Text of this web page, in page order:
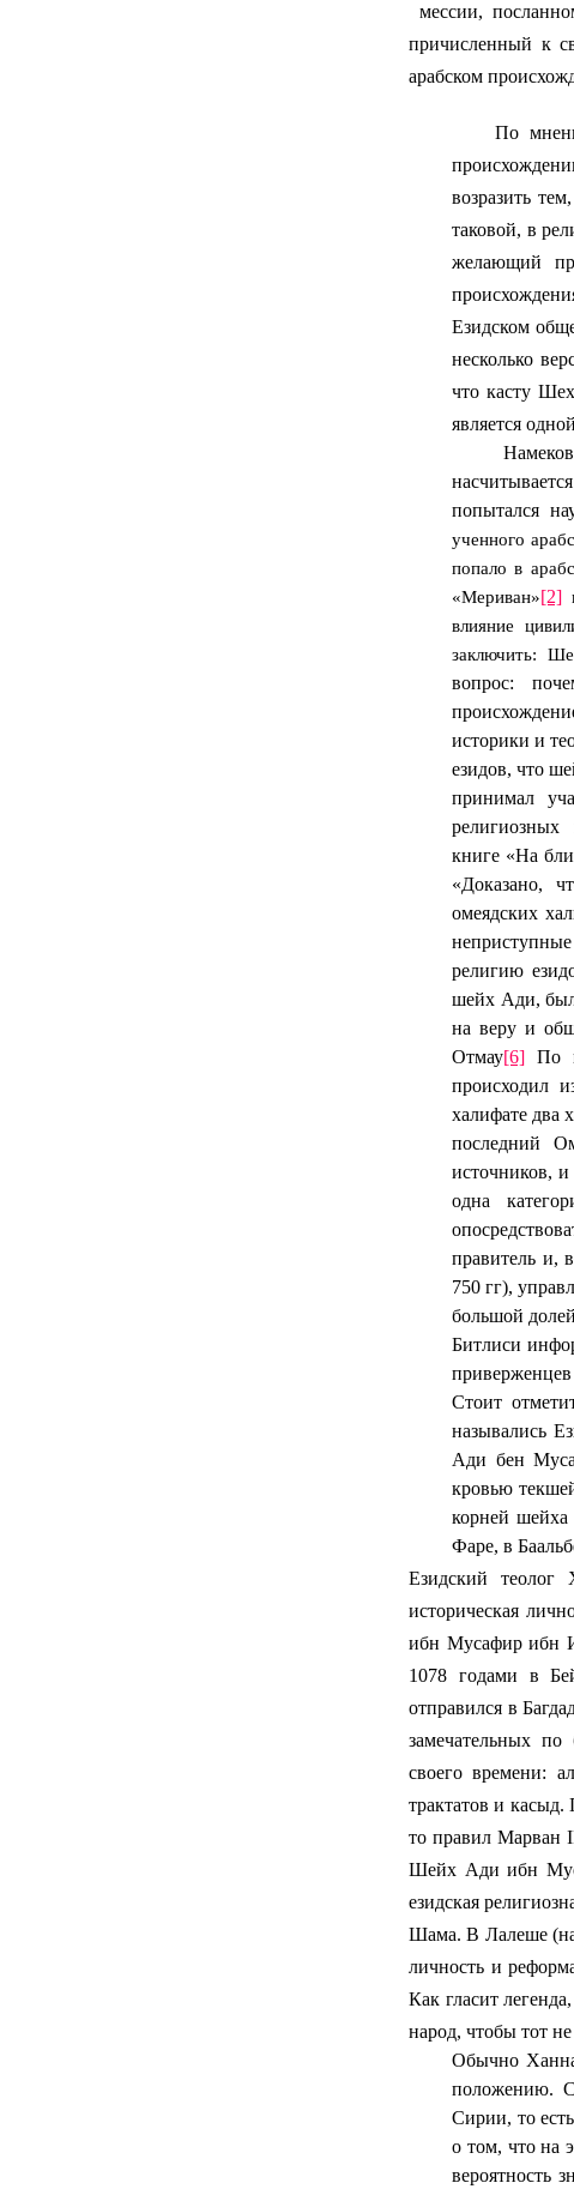
мессии,
причисленный к
арабском
По
возразить
таковой, в
желающий
Езидском
несколько
что касту
является
Намеков на
попытался
ученного
попало в
«Мериван»[2]
влияние
заключить:
вопрос:
историки и
езидов, что
принимал
религиозных
книге «На
«Доказано,
омеядских
религию
шейх Ади, был
на веру и
Отмау[6] По
происходил
халифате два
последний
источников,
одна
правитель и,
750 гг),
большой
Битлиси
Стоит
назывались
Ади бен
кровью
корней
Фаре, в
Езидский
историческая
ибн Мусафир ибн
1078 годами в
отправился в
замечательных по
своего времени:
трактатов и
то правил Марван I
Шейх Ади ибн
езидская
Шама. В Лалеше
личность и
Как гласит
народ, чтобы тот
Обычно
положению.
Сирии, то
о том, что на
вероятность